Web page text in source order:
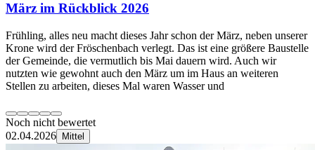
März im Rückblick 2026
Frühling, alles neu macht dieses Jahr schon der März, neben unserer
Krone wird der Fröschenbach verlegt. Das ist eine größere Baustelle
der Gemeinde, die vermutlich bis Mai dauern wird. Auch wir
nutzten wie gewohnt auch den März um im Haus an weiteren
Stellen zu arbeiten, dieses Mal waren Wasser und
Noch nicht bewertet
02.04.2026
Mittel